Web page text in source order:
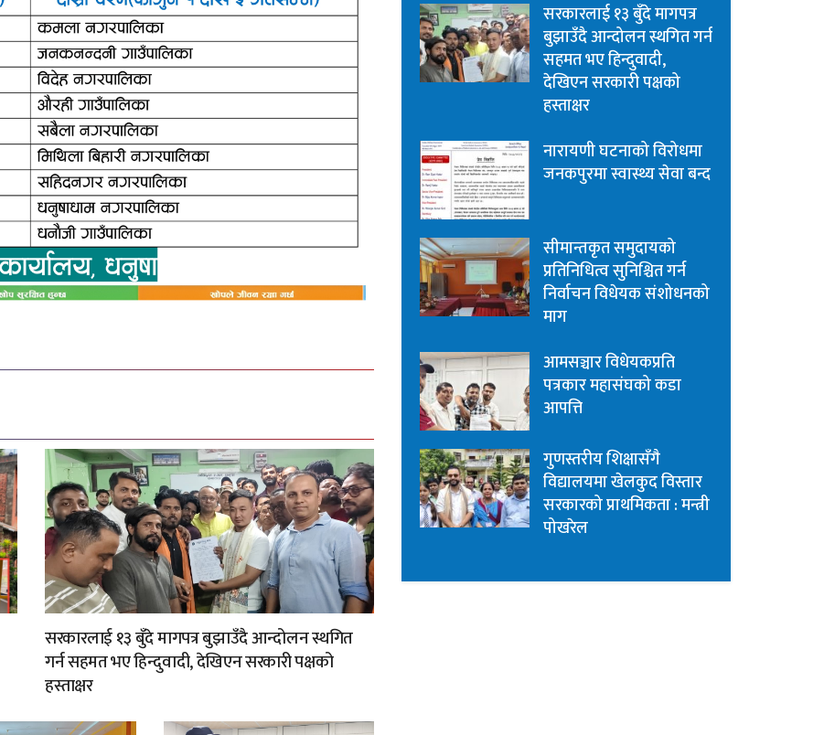
सरकारलाई १३ बुँदे मागपत्र बुझाउँदै आन्दोलन स्थगित
गर्न सहमत भए हिन्दुवादी, देखिएन सरकारी पक्षको
हस्ताक्षर
सरकारलाई १३ बुँदे मागपत्र
बुझाउँदै आन्दोलन स्थगित गर्न
सहमत भए हिन्दुवादी,
देखिएन सरकारी पक्षको
हस्ताक्षर
नारायणी घटनाको विरोधमा
जनकपुरमा स्वास्थ्य सेवा बन्द
सीमान्तकृत समुदायको
प्रतिनिधित्व सुनिश्चित गर्न
निर्वाचन विधेयक संशोधनको
माग
आमसञ्चार विधेयकप्रति
पत्रकार महासंघको कडा
आपत्ति
गुणस्तरीय शिक्षासँगै
विद्यालयमा खेलकुद विस्तार
सरकारको प्राथमिकता : मन्त्री
पोखरेल